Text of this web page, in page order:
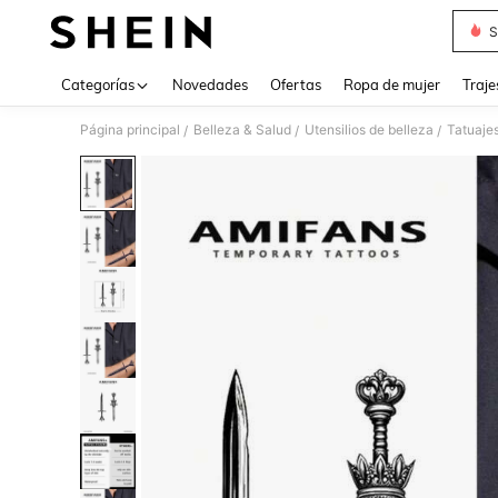
Categorías Novedades Ofertas Ropa de mujer
Página principal / Belleza & Salud / Utensilios de belleza /